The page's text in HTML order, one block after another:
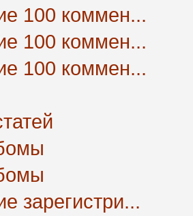
100 коммен...
100 коммен...
100 коммен...
зарегистри...